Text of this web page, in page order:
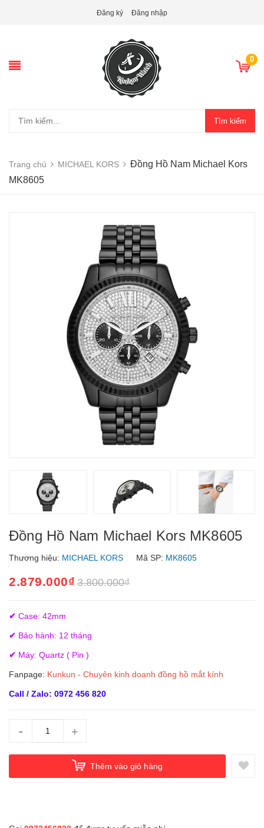
Đăng ký Đăng nhập
0
Tìm kiếm
Trang chủ MICHAEL KORS
Đồng Hồ Nam Michael Kors
MK8605
Đồng Hồ Nam Michael Kors MK8605
Thương hiệu: MICHAEL KORS Mã SP: MK8605
2.879.000₫ 3.800.000₫
✔ Case: 42mm
✔ Bảo hành: 12 tháng
✔ Máy: Quartz ( Pin )
Fanpage: Kunkun - Chuyên kinh doanh đồng hồ mắt kính
Call / Zalo: 0972 456 820
- +
Thêm vào giỏ hàng